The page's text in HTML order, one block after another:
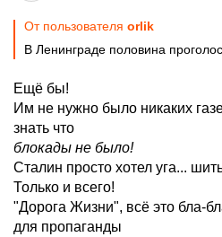
От пользователя orlik
В Ленинграде половина
Ещё бы!
Им не нужно было никаких
знать что
блокады не было!
Сталин просто хотел уга...
Только и всего!
"Дорога Жизни", всё это бла-
для пропаганды